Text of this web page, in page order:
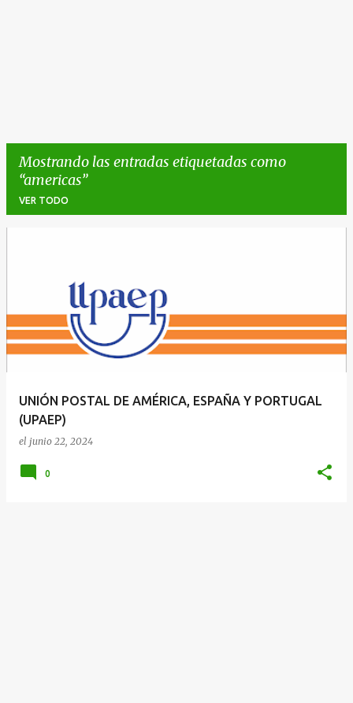
Mostrando las entradas etiquetadas como
americas
VER TODO
r
a
UNIÓN POSTAL DE AMÉRICA, ESPAÑA Y PORTUGAL
(UPAEP)
el junio 22, 2024
0